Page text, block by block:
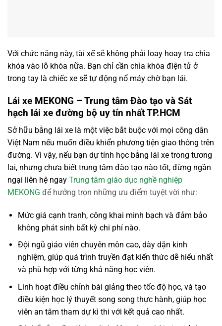
Với chức năng này, tài xế sẽ không phải loay hoay tra chìa
khóa vào lỗ khóa nữa. Bạn chỉ cần chìa khóa điện tử ở
trong tay là chiếc xe sẽ tự động nổ máy chờ bạn lái.
Lái xe MEKONG – Trung tâm Đào tạo và Sát
hạch lái xe đường bộ uy tín nhất TP.HCM
Sở hữu bằng lái xe là một việc bắt buộc với mọi công dân
Việt Nam nếu muốn điều khiển phương tiện giao thông trên
đường. Vì vậy, nếu bạn dự tính học bằng lái xe trong tương
lai, nhưng chưa biết trung tâm đào tạo nào tốt, đừng ngần
ngại liên hệ ngay Trung tâm giáo dục nghề nghiệp
MEKONG để hưởng trọn những ưu điểm tuyệt vời như:
Mức giá cạnh tranh, công khai minh bạch và đảm bảo
không phát sinh bất kỳ chi phí nào.
Đội ngũ giáo viên chuyên môn cao, dày dặn kinh
nghiệm, giúp quá trình truyền đạt kiến thức dễ hiểu nhất
và phù hợp với từng khả năng học viên.
Linh hoạt điều chỉnh bài giảng theo tốc độ học, và tạo
điều kiện học lý thuyết song song thực hành, giúp học
viên an tâm tham dự kì thi với kết quả cao nhất.